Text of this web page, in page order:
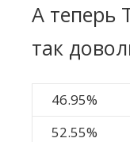
А теперь
так
46.95%
52.55%